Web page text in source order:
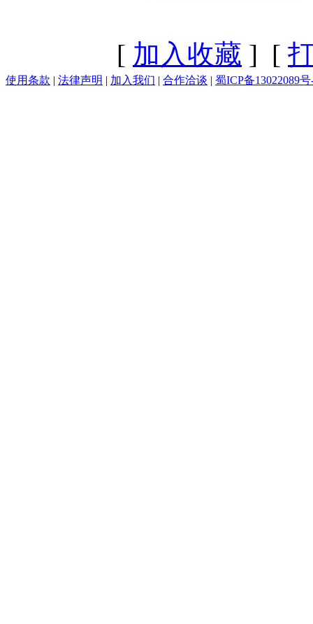
[ 加入收藏 ] [
使用条款 | 法律声明 | 加入我们 | 合作洽谈 | 蜀ICP备13022089号